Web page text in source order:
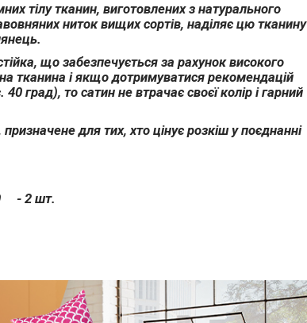
тілу тканин, виготовлених з натурального
ниток вищих сортів, наділяє цю тканину
що забезпечується за рахунок високого
тканина і якщо дотримуватися рекомендацій
град), то сатин не втрачає своєї колір і гарний
для тих, хто цінує розкіш у поєднанні
- 2 шт.